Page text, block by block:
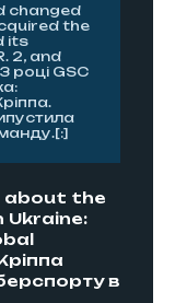
changed
the
its
2, and
році GSC
about the
в